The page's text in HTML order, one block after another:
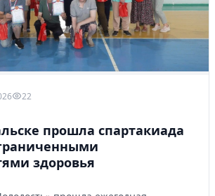
22
прошла спартакиада
здоровья